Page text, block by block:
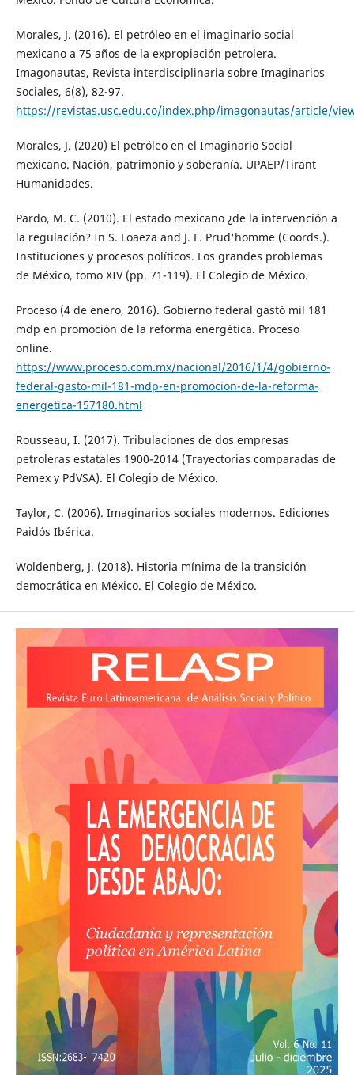
Morales, J. (2016). El petróleo en el imaginario social
mexicano a 75 años de la expropiación petrolera.
Imagonautas, Revista interdisciplinaria sobre Imaginarios
Sociales, 6(8), 82-97.
https://revistas.usc.edu.co/index.php/imagonautas/article/
Morales, J. (2020) El petróleo en el Imaginario Social
mexicano. Nación, patrimonio y soberanía. UPAEP/Tirant
Humanidades.
Pardo, M. C. (2010). El estado mexicano ¿de la intervención a
la regulación? In S. Loaeza and J. F. Prud'homme (Coords.).
Instituciones y procesos políticos. Los grandes problemas
de México, tomo XIV (pp. 71-119). El Colegio de México.
Proceso (4 de enero, 2016). Gobierno federal gastó mil 181
mdp en promoción de la reforma energética. Proceso
online.
https://www.proceso.com.mx/nacional/2016/1/4/gobierno-
federal-gasto-mil-181-mdp-en-promocion-de-la-reforma-
energetica-157180.html
Rousseau, I. (2017). Tribulaciones de dos empresas
petroleras estatales 1900-2014 (Trayectorias comparadas de
Pemex y PdVSA). El Colegio de México.
Taylor, C. (2006). Imaginarios sociales modernos. Ediciones
Paidós Ibérica.
Woldenberg, J. (2018). Historia mínima de la transición
democrática en México. El Colegio de México.